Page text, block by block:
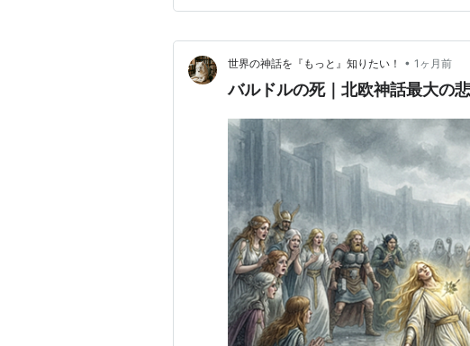
下が死体のように青黒く変色した姿で生
世界の神話を『もっと』知りたい！ • 1ヶ月前
バルドルの死｜北欧神話最大の